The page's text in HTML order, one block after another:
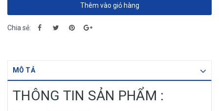
Thêm vào giỏ hàng
Chia sẻ:
MÔ TẢ
THÔNG TIN SẢN PHẨM :